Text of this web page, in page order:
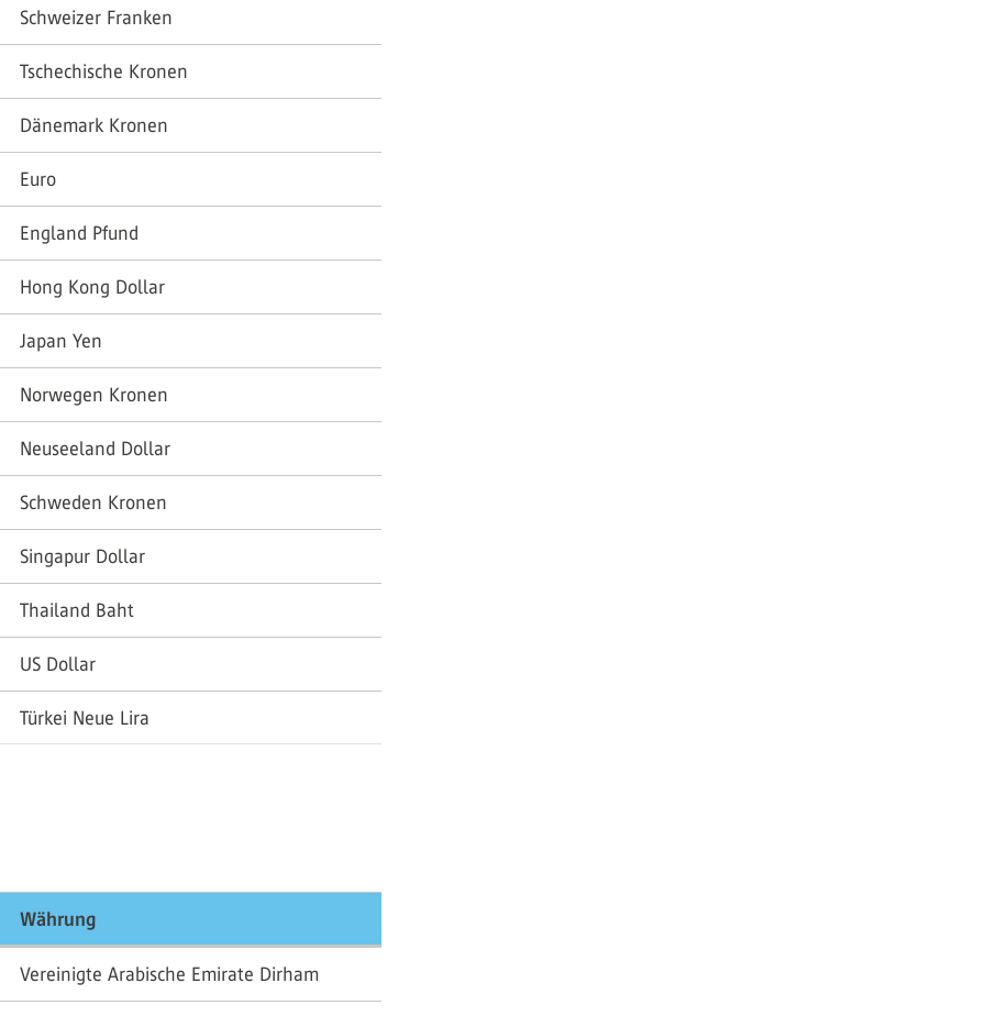
Schweizer Franken
Tschechische Kronen
Dänemark Kronen
Euro
England Pfund
Hong Kong Dollar
Japan Yen
Norwegen Kronen
Neuseeland Dollar
Schweden Kronen
Singapur Dollar
Thailand Baht
US Dollar
Türkei Neue Lira
Währung
Vereinigte Arabische Emirate Dirham